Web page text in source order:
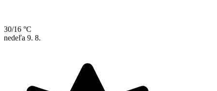
30/16 °C
nedeľa 9. 8.